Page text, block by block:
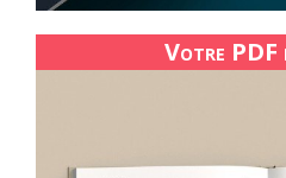
Votre PDF